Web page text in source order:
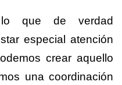
que de verdad
especial atención
crear aquello
una coordinación